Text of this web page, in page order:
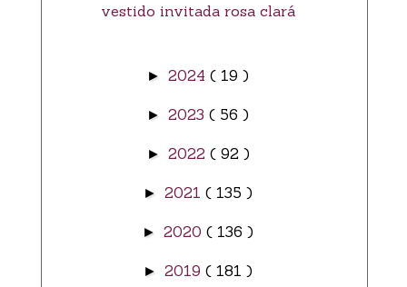
vestido invitada rosa clará
► 2024 ( 19 )
► 2023 ( 56 )
► 2022 ( 92 )
► 2021 ( 135 )
► 2020 ( 136 )
► 2019 ( 181 )